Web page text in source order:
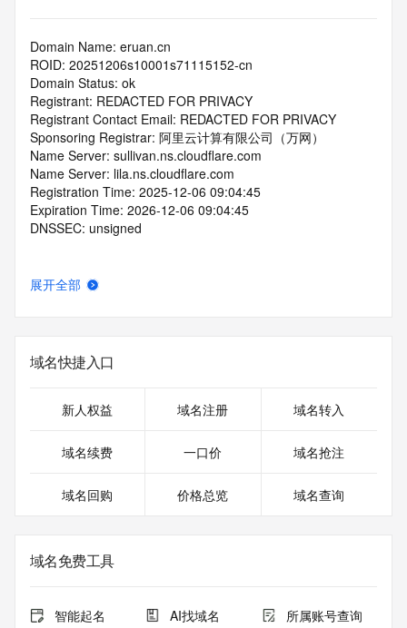
Domain Name: eruan.cn
ROID: 20251206s10001s71115152-cn
Domain Status: ok
Registrant: REDACTED FOR PRIVACY
Registrant Contact Email: REDACTED FOR PRIVACY
Sponsoring Registrar: 阿里云计算有限公司（万网）
Name Server: sullivan.ns.cloudflare.com
Name Server: lila.ns.cloudflare.com
Registration Time: 2025-12-06 09:04:45
Expiration Time: 2026-12-06 09:04:45
DNSSEC: unsigned
展开全部
域名快捷入口
新人权益 域名注册 域名转入
域名续费 一口价 域名抢注
域名回购 价格总览 域名查询
域名免费工具
智能起名 AI找域名 所属账号查询